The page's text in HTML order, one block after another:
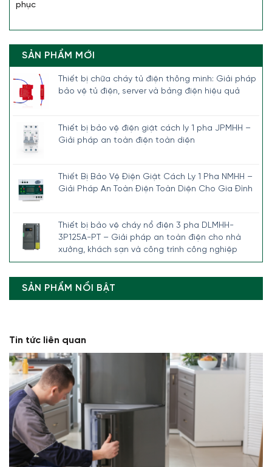
phục
SẢN PHẨM MỚI
Thiết bị chữa cháy tủ điện thông minh: Giải pháp
bảo vệ tủ điện, server và bảng điện hiệu quả
Thiết bị bảo vệ điện giật cách ly 1 pha JPMHH –
Giải pháp an toàn điện toàn diện
Thiết Bị Bảo Vệ Điện Giật Cách Ly 1 Pha NMHH –
Giải Pháp An Toàn Điện Toàn Diện Cho Gia Đình
Thiết bị bảo vệ cháy nổ điện 3 pha DLMHH-
3P125A-PT – Giải pháp an toàn điện cho nhà
xưởng, khách sạn và công trình công nghiệp
SẢN PHẨM NỔI BẬT
Tin tức liên quan